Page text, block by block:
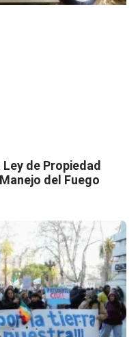
de Propiedad
del Fuego